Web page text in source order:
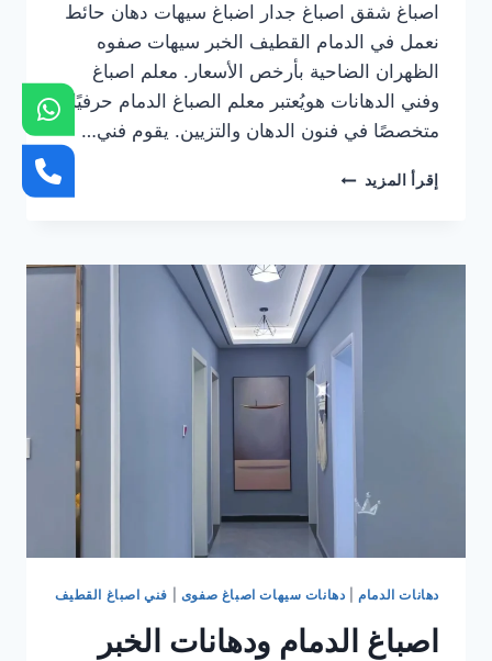
اصباغ شقق اصباغ جدار اضباغ سيهات دهان حائط
نعمل في الدمام القطيف الخبر سيهات صفوه
الظهران الضاحية بأرخص الأسعار. معلم اصباغ
وفني الدهانات هويُعتبر معلم الصباغ الدمام حرفيًا
متخصصًا في فنون الدهان والتزيين. يقوم فني…
إقرأ المزيد معلم
دهانات
الدمام
محترف
0554332595
دهانات الدمام| دهانات سيهات اصباغ صفوى فني اصباغ القطيف
اصباغ الدمام ودهانات الخبر